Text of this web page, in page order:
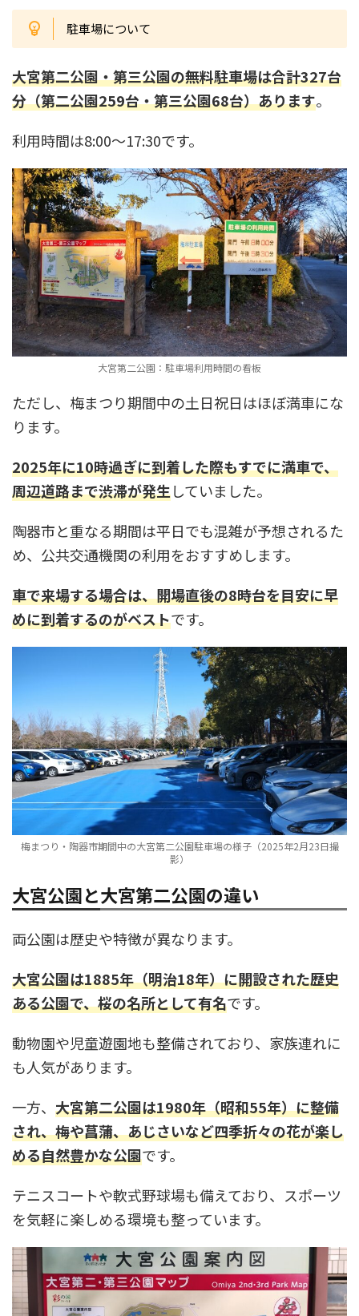
駐車場について
大宮第二公園・第三公園の無料駐車場は合計327台
分（第二公園259台・第三公園68台）あります。
利用時間は8:00〜17:30です。
大宮第二公園：駐車場利用時間の看板
ただし、梅まつり期間中の土日祝日はほぼ満車にな
ります。
2025年に10時過ぎに到着した際もすでに満車で、
周辺道路まで渋滞が発生していました。
陶器市と重なる期間は平日でも混雑が予想されるた
め、公共交通機関の利用をおすすめします。
車で来場する場合は、開場直後の8時台を目安に早
めに到着するのがベストです。
梅まつり・陶器市期間中の大宮第二公園駐車場の様子（2025年2月23日撮
影）
大宮公園と大宮第二公園の違い
両公園は歴史や特徴が異なります。
大宮公園は1885年（明治18年）に開設された歴史
ある公園で、桜の名所として有名です。
動物園や児童遊園地も整備されており、家族連れに
も人気があります。
一方、 大宮第二公園は1980年（昭和55年）に整備
され、梅や菖蒲、あじさいなど四季折々の花が楽し
める自然豊かな公園です。
テニスコートや軟式野球場も備えており、スポーツ
を気軽に楽しめる環境も整っています。